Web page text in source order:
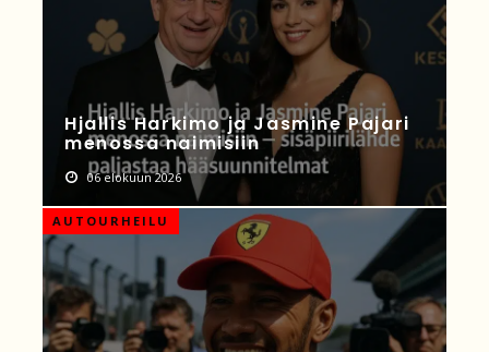
Hjallis Harkimo ja Jasmine Pajari
menossa naimisiin
06 elokuun 2026
AUTOURHEILU